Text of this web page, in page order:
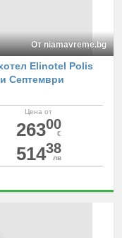
От niamavreme.bg
Elinotel Polis
Септември
Цена от
26300
€
51438
лв